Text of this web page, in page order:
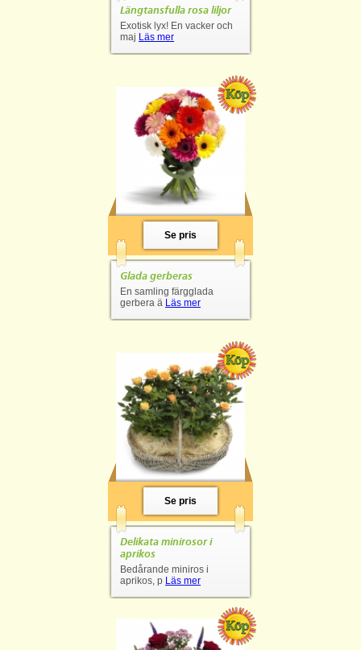
Längtansfulla rosa liljor
Exotisk lyx! En vacker och
maj Läs mer
Se pris
Glada gerberas
En samling färgglada
gerbera ä Läs mer
Se pris
Delikata minirosor i
aprikos
Bedårande miniros i
aprikos, p Läs mer